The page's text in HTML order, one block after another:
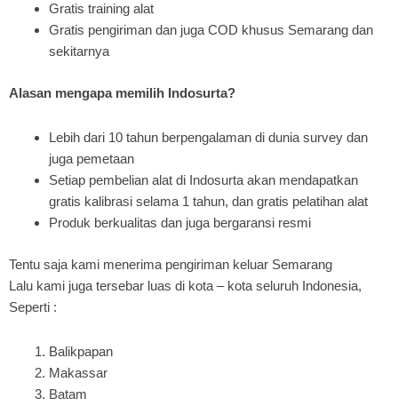
Gratis training alat
Gratis pengiriman dan juga COD khusus Semarang dan
sekitarnya
Alasan mengapa memilih Indosurta?
Lebih dari 10 tahun berpengalaman di dunia survey dan
juga pemetaan
Setiap pembelian alat di Indosurta akan mendapatkan
gratis kalibrasi selama 1 tahun, dan gratis pelatihan alat
Produk berkualitas dan juga bergaransi resmi
Tentu saja kami menerima pengiriman keluar Semarang
Lalu kami juga tersebar luas di kota – kota seluruh Indonesia,
Seperti :
Balikpapan
Makassar
Batam